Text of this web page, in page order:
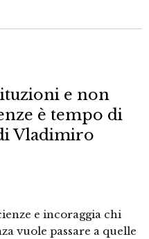
e non
è tempo di
Vladimiro
e incoraggia chi
vuole passare a quelle